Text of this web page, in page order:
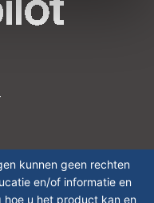
kunnen geen rechten
en/of informatie en
hoe u het product kan en